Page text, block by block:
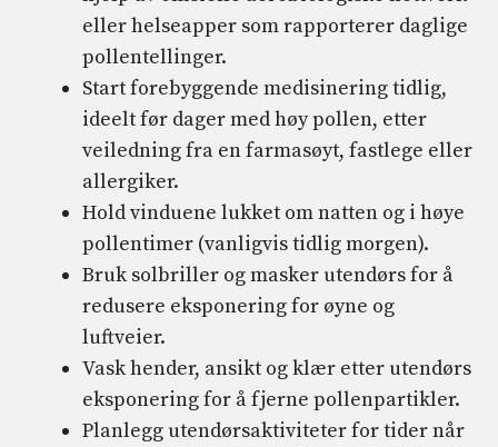
eller helseapper som rapporterer daglige
pollentellinger.
Start forebyggende medisinering tidlig,
ideelt før dager med høy pollen, etter
veiledning fra en farmasøyt, fastlege eller
allergiker.
Hold vinduene lukket om natten og i høye
pollentimer (vanligvis tidlig morgen).
Bruk solbriller og masker utendørs for å
redusere eksponering for øyne og
luftveier.
Vask hender, ansikt og klær etter utendørs
eksponering for å fjerne pollenpartikler.
Planlegg utendørsaktiviteter for tider når